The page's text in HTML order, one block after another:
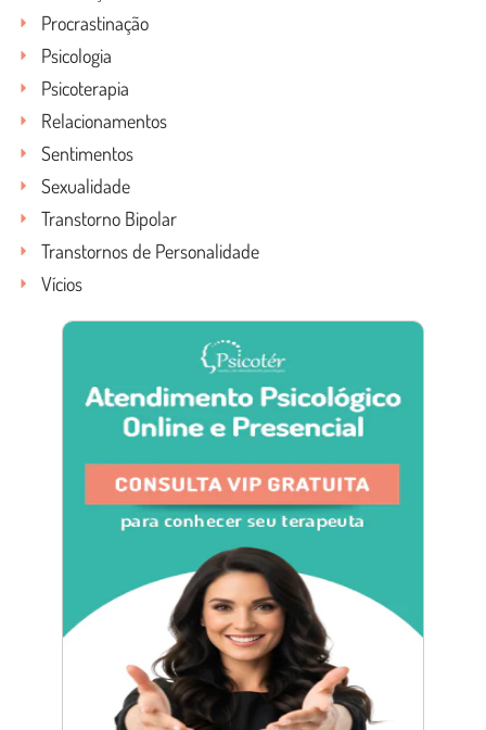
Procrastinação
Psicologia
Psicoterapia
Relacionamentos
Sentimentos
Sexualidade
Transtorno Bipolar
Transtornos de Personalidade
Vícios